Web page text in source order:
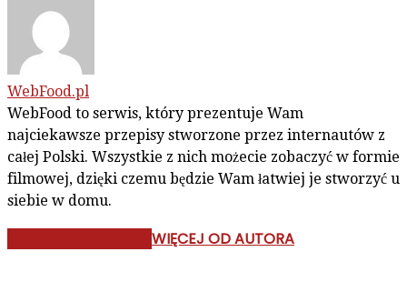
WebFood.pl
WebFood to serwis, który prezentuje Wam
najciekawsze przepisy stworzone przez internautów z
całej Polski. Wszystkie z nich możecie zobaczyć w formie
filmowej, dzięki czemu będzie Wam łatwiej je stworzyć u
siebie w domu.
WIĘCEJ OD AUTORA